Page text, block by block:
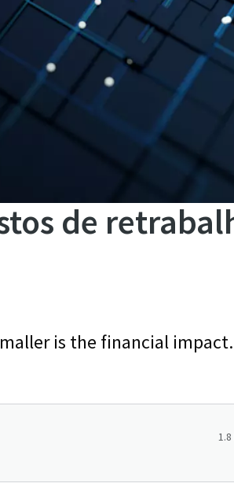
de
is the financial impact.
1.8